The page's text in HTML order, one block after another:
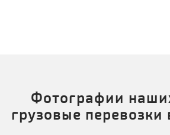
Фотографии
грузовые перевозки